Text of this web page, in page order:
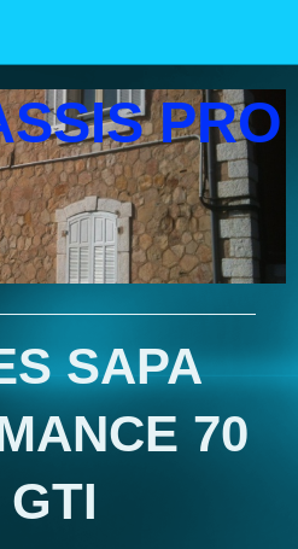
PRO
SAPA
70
GTI